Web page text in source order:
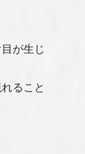
が生じ
ること